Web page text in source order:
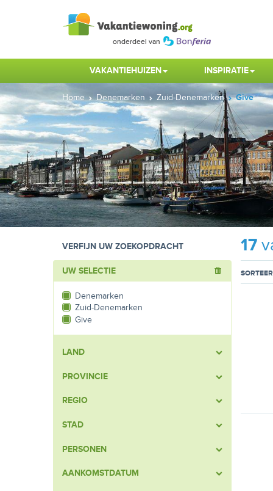
VAKANTIEHUIZEN INSPIRATIE
Home Denemarken Zuid-Denemarken Give
VERFIJN UW ZOEKOPDRACHT 17
UW SELECTIE
Denemarken
Zuid-Denemarken
Give
LAND
PROVINCIE
REGIO
STAD
PERSONEN
AANKOMSTDATUM